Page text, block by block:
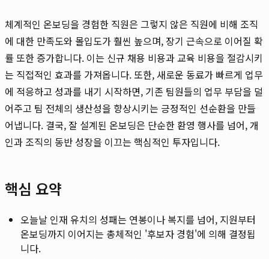
체계적인 온보딩을 경험한 직원은 그렇지 않은 직원에 비해 조직
에 대한 만족도와 몰입도가 훨씬 높으며, 장기 근속으로 이어질 확
률 또한 증가합니다. 이는 신규 채용 비용과 교육 비용을 절감시키
는 직접적인 효과를 가져옵니다. 또한, 새로운 동료가 빠르게 업무
에 적응하고 성과를 내기 시작하면, 기존 팀원들의 업무 부담을 덜
어주고 팀 전체의 생산성을 향상시키는 긍정적인 선순환을 만들
어냅니다. 결국, 잘 설계된 온보딩은 단순한 환영 행사를 넘어, 개
인과 조직의 동반 성장을 이끄는 핵심적인 투자입니다.
핵심 요약
오늘날 인재 유치의 성패는 연봉이나 복지를 넘어, 지원부터
온보딩까지 이어지는 총체적인 '후보자 경험'에 의해 결정됩
니다.